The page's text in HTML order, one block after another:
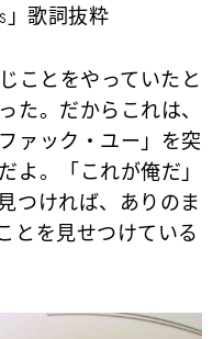
」歌詞抜粋
ことをやっていたと
た。だからこれは、
ァック・ユー」を突
よ。「これが俺だ」
つければ、ありのま
とを見せつけている